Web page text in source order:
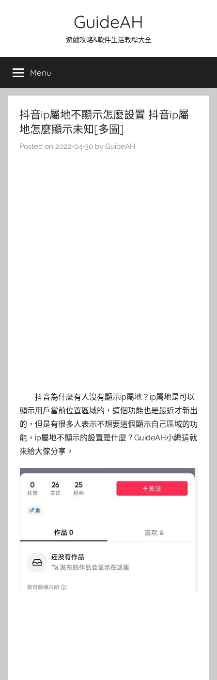
GuideAH
遊戲攻略&軟件生活教程大全
Menu
抖音ip屬地不顯示怎麼設置 抖音ip屬
地怎麼顯示未知[多圖]
Posted on 2022-04-30 by GuideAH
抖音為什麼有人沒有顯示ip屬地？ip屬地是可以
顯示用戶當前位置區域的，這個功能也是最近才新出
的，但是有很多人表示不想要這個顯示自己區域的功
能，ip屬地不顯示的設置是什麼？GuideAH小編這就
來給大傢分享。